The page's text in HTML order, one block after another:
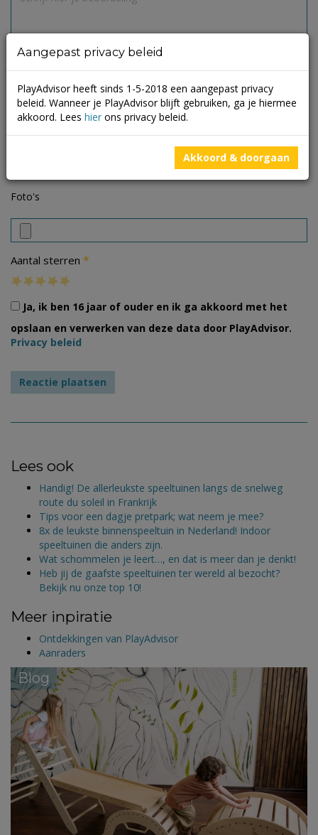
Foto's
Aantal sterren *
Ja, ik ben 16 jaar of ouder en ik ga akkoord met het
opslaan en verwerken van deze data door PlayAdvisor.
Privacy beleid
Lees ook
Handig! De allerleukste speeltuinen langs de snelweg
route du soleil in Frankrijk
Tips voor een dagje pretpark; wat neem je mee?
8x de leukste binnenspeeltuin in Nederland! Indoor
speeltuinen die anders zijn.
Wat schommelen je leert…, en dat is meer dan je denkt!
Heb jij de gaafste speeltuinen ter wereld al bezocht?
Bekijk nu onze top 10!
Meer inpiratie
Ontdekkingen van PlayAdvisor
Aanraders
Blog
Aangepast privacy beleid
PlayAdvisor heeft sinds 1-5-2018 een aangepast privacy
beleid. Wanneer je PlayAdvisor blijft gebruiken, ga je hiermee
akkoord. Lees hier ons privacy beleid.
Akkoord & doorgaan